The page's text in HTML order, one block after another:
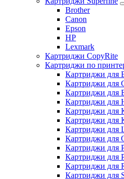
Brother
Canon
Epson
HP
Lexmark
Картриджи CopyRite
Картриджи по
Картриджи для
Картриджи для
Картриджи для
Картриджи для
Картриджи для
Картриджи для
Картриджи для
Картриджи для
Картриджи для
Картриджи для
Картриджи для
Картриджи для